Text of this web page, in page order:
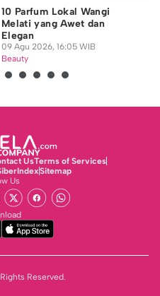
10 Parfum Lokal Wangi
Melati yang Awet dan
Elegan
09 Agu 2026, 16:05 WIB
Beauty
UsTerms of Services
IndexSitemap
Us
Reserved.